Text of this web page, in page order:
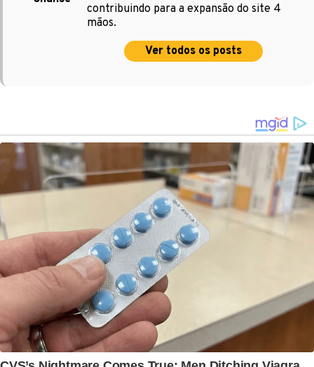
contribuindo para a expansão do site 4
mãos.
Ver todos os posts